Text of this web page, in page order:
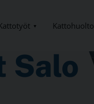
Kattohuolto
Salo